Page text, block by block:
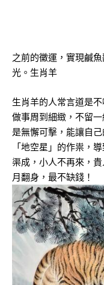
之前的黴運，實現鹹
光。生肖羊
生肖羊的人常言道是
做事周到細緻，不留
是無懈可擊，能讓自
「地空星」的作祟，
渠成，小人不再來，
月翻身，最不缺錢！